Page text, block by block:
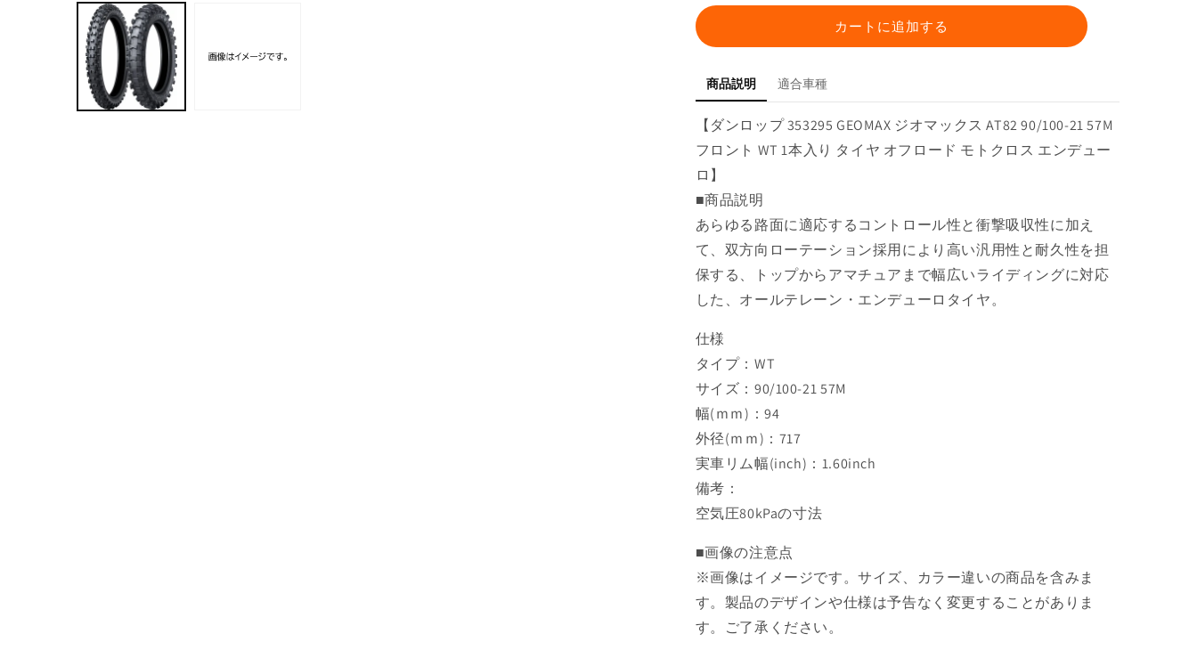
ー
プ
ジ
マ
ク
ス
AT82
90/100-
21 57M
フ
ロ
ン
ト
1
入
り
の
数
量
を
ら
す
プ
GEOMAX
ジ
マ
ク
ス
フ
ロ
ン
ト
り
数
量
や
カートに追加する
商品説明 適合車種
【ダンロップ 353295 GEOMAX ジオマックス AT82 90/100-21 57M
フロント WT 1本入り タイヤ オフロード モトクロス エンデュー
ロ】
■商品説明
あらゆる路面に適応するコントロール性と衝撃吸収性に加え
て、双方向ローテーション採用により高い汎用性と耐久性を担
保する、トップからアマチュアまで幅広いライディングに対応
した、オールテレーン・エンデューロタイヤ。
仕様
タイプ：WT
サイズ：90/100-21 57M
幅(ｍｍ)：94
外径(ｍｍ)：717
実車リム幅(inch)：1.60inch
備考：
空気圧80kPaの寸法
■画像の注意点
※画像はイメージです。サイズ、カラー違いの商品を含みま
す。製品のデザインや仕様は予告なく変更することがありま
す。ご了承ください。